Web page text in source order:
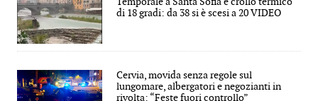
di 18 gradi: da 38 si è scesi a 20 VIDEO
Cervia, movida senza regole sul
lungomare, albergatori e negozianti in
rivolta: “Feste fuori controllo”